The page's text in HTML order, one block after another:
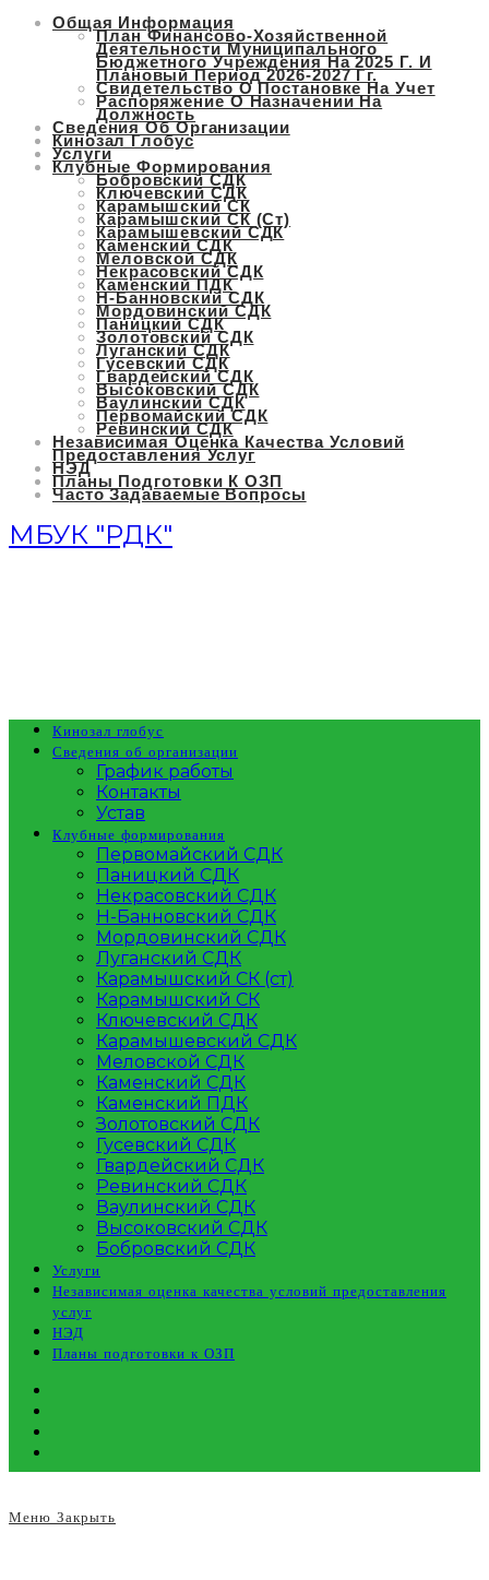
Перейти
содержимому
Общая Информация
План Финансово-Хозяйственной
Деятельности Муниципального
Бюджетного Учреждения На 2025 Г. И
Плановый Период 2026-2027 Гг.
Свидетельство О Постановке На Учет
Распоряжение О Назначении На
Должность
Сведения Об Организации
Кинозал Глобус
Услуги
Клубные Формирования
Бобровский СДК
Ключевский СДК
Карамышский СК
Карамышский СК (ст)
Карамышевский СДК
Каменский СДК
Меловской СДК
Некрасовский СДК
Каменский ПДК
Н-Банновский СДК
Мордовинский СДК
Паницкий СДК
Золотовский СДК
Луганский СДК
Гусевский СДК
Гвардейский СДК
Высоковский СДК
Ваулинский СДК
Первомайский СДК
Ревинский СДК
Независимая Оценка Качества Условий
Предоставления Услуг
НЭД
Планы Подготовки К ОЗП
Часто Задаваемые Вопросы
МБУК "РДК"
Кинозал глобус
Сведения об организации
График работы
Контакты
Устав
Клубные формирования
Первомайский СДК
Паницкий СДК
Некрасовский СДК
Н-Банновский СДК
Мордовинский СДК
Луганский СДК
Карамышский СК (ст)
Карамышский СК
Ключевский СДК
Карамышевский СДК
Меловской СДК
Каменский СДК
Каменский ПДК
Золотовский СДК
Гусевский СДК
Гвардейский СДК
Ревинский СДК
Ваулинский СДК
Высоковский СДК
Бобровский СДК
Услуги
Независимая оценка качества условий предоставления
услуг
НЭД
Планы подготовки к ОЗП
Меню Закрыть